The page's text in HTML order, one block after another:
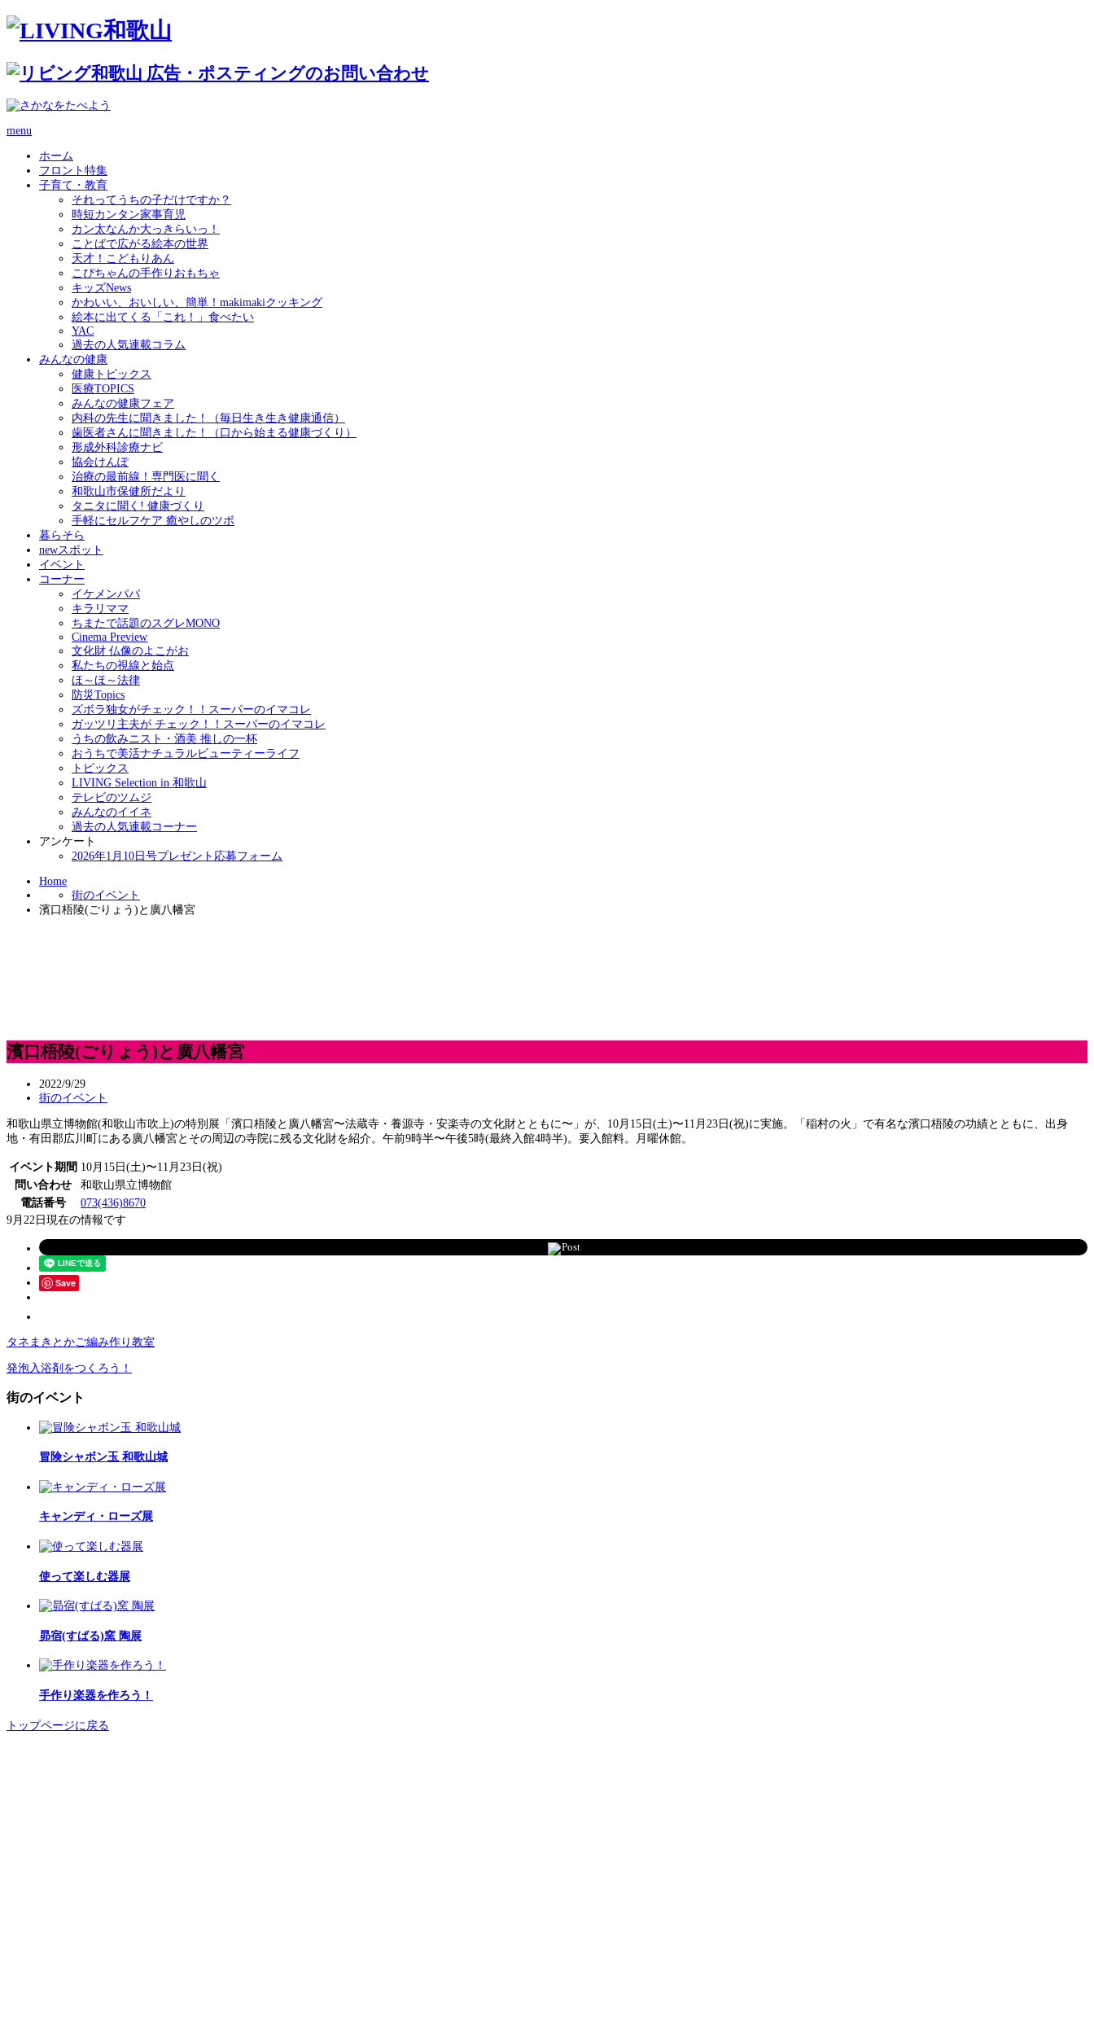
menu
ホーム
フロント特集
子育て・教育
それってうちの子だけですか？
時短カンタン家事育児
カン太なんか大っきらいっ！
ことばで広がる絵本の世界
天才！こどもりあん
こぴちゃんの手作りおもちゃ
キッズNews
かわいい、おいしい、簡単！makimakiクッキング
絵本に出てくる「これ！」食べたい
YAC
過去の人気連載コラム
みんなの健康
健康トピックス
医療TOPICS
みんなの健康フェア
内科の先生に聞きました！（毎日生き生き健康通信）
歯医者さんに聞きました！（口から始まる健康づくり）
形成外科診療ナビ
協会けんぽ
治療の最前線！専門医に聞く
和歌山市保健所だより
タニタに聞く! 健康づくり
手軽にセルフケア 癒やしのツボ
暮らそら
newスポット
イベント
コーナー
イケメンパパ
キラリママ
ちまたで話題のスグレMONO
Cinema Preview
文化財 仏像のよこがお
私たちの視線と始点
ほ～ほ～法律
防災Topics
ズボラ独女がチェック！！スーパーのイマコレ
ガッツリ主夫が チェック！！スーパーのイマコレ
うちの飲みニスト・酒美 推しの一杯
おうちで美活ナチュラルビューティーライフ
トピックス
LIVING Selection in 和歌山
テレビのツムジ
みんなのイイネ
過去の人気連載コーナー
アンケート
2026年1月10日号プレゼント応募フォーム
Home
街のイベント
濱口梧陵(ごりょう)と廣八幡宮
濱口梧陵(ごりょう)と廣八幡宮
2022/9/29
街のイベント
和歌山県立博物館(和歌山市吹上)の特別展「濱口梧陵と廣八幡宮〜法蔵寺・養源寺・安楽寺の文化財とともに〜」が、10月15日(土)〜11月23日(祝)に実施。「稲村の火」で有名な濱口梧陵の功績とともに、出身
地・有田郡広川町にある廣八幡宮とその周辺の寺院に残る文化財を紹介。午前9時半〜午後5時(最終入館4時半)。要入館料。月曜休館。
イベント期間 10月15日(土)〜11月23日(祝)
問い合わせ
和歌山県立博物館
電話番号
073(436)8670
9月22日現在の情報です
Post
Save
タネまきとかご編み作り教室
発泡入浴剤をつくろう！
街のイベント
冒険シャボン玉 和歌山城
キャンディ・ローズ展
使って楽しむ器展
昴宿(すばる)窯 陶展
手作り楽器を作ろう！
トップページに戻る